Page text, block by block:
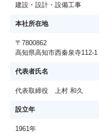
建設・設計・設備工事
本社所在地
〒7800862
高知県高知市西秦泉寺112-
代表者氏名
代表取締役 上村 和久
設立年
1961年